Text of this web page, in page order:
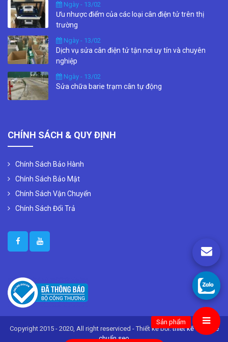
Ngày - 13/02
Ưu nhược điểm của các loại cân điện tử trên thị
trường
Ngày - 13/02
Dịch vụ sửa cân điện tử tận nơi uy tín và chuyên
nghiệp
Ngày - 13/02
Sửa chữa barie trạm cân tự động
CHÍNH SÁCH & QUY ĐỊNH
Chính Sách Bảo Hành
Chính Sách Bảo Mật
Chính Sách Vận Chuyển
Chính Sách Đổi Trả
Copyright 2015 - 2020, All right reserviced - Thiết kế bởi:thiết kế website
chuẩn seo
Sản phẩm